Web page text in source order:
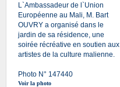
L`Ambassadeur de l`Union
Européenne au Mali, M. Bart
OUVRY a organisé dans le
jardin de sa résidence, une
soirée récréative en soutien aux
artistes de la culture malienne.
Photo N° 147440
Voir la photo